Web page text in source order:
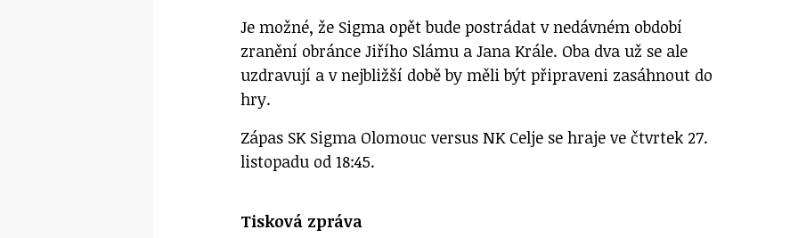
Je možné, že Sigma opět bude postrádat v nedávném období
zranění obránce Jiřího Slámu a Jana Krále. Oba dva už se ale
uzdravují a v nejbližší době by měli být připraveni zasáhnout do
hry.
Zápas SK Sigma Olomouc versus NK Celje se hraje ve čtvrtek 27.
listopadu od 18:45.
Tisková zpráva